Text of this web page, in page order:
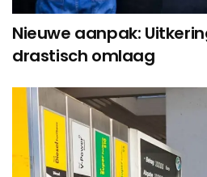
Nieuwe aanpak:
drastisch omlaag